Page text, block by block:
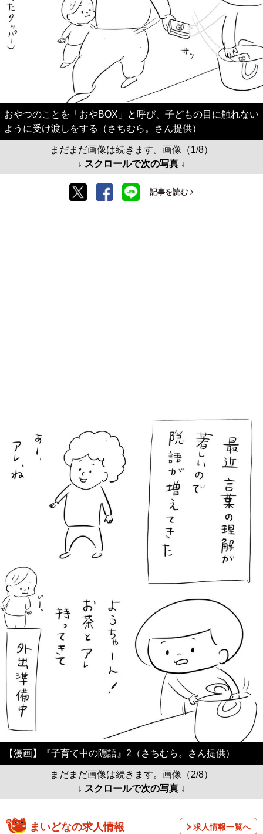
おやつのことを「おやBOX」と呼び、子どもの目に触れない
ように受け渡しをする（さちむら。さん提供）
まだまだ画像は続きます。画像（1/8）
↓ スクロールで次の写真 ↓
記事を読む
【漫画】『子育て中の隠語』2（さちむら。さん提供）
まだまだ画像は続きます。画像（2/8）
↓ スクロールで次の写真 ↓
まいどなの求人情報 求人情報一覧へ